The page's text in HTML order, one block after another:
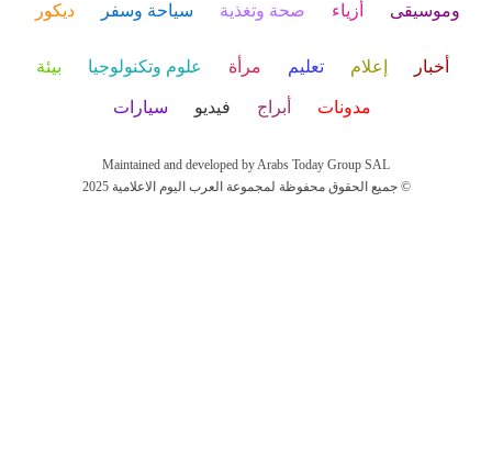
وموسيقى أزياء صحة وتغذية سياحة وسفر ديكور
أخبار إعلام تعليم مرأة علوم وتكنولوجيا بيئة
مدونات أبراج فيديو سيارات
Maintained and developed by Arabs Today Group SAL
جميع الحقوق محفوظة لمجموعة العرب اليوم الاعلامية 2025 ©